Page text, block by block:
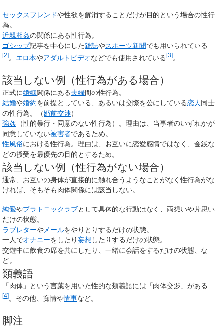
セックスフレンドや性欲を解消することだけが目的という場合の性行
為。
近親相姦の関係にある性行為。
ゴシップ記事を中心にした雑誌やスポーツ新聞でも用いられている
[2] 。 エロ本やアダルトビデオなどでも使用されている [3] 。
該当しない例（性行為がある場合）
正式に婚姻関係にある夫婦間の性行為。
結婚や婚約を前提としている、あるいは交際を公にしている恋人 同士
の性行為。（婚前交渉）
強姦 （性的暴行・同意のない性行為）。理由は、当事者のいずれかが
同意していない被害者であるため。
性風俗における性行為。理由は、お互いに恋愛感情ではなく、金銭な
どの授受を最優先の目的とするため。
該当しない例（性行為がない場合）
通常、お互いの身体が直接的に触れ合うようなことがなく性行為がな
ければ、そもそも肉体関係には該当しない。
純愛やプラトニックラブとして具体的な行動はなく、両想いや片思い
だけの状態。
ラブレターやメールをやりとりするだけの状態。
一人でオナニーをしたり妄想 したりするだけの状態。
交遊中に飲食の席を共にしたり、一緒に会話をするだけの状態、な
ど。
類義語
「肉体」という言葉を用いた性的な類義語には「肉体交渉」がある
[4] 。その他、痴情や情事など。
脚注